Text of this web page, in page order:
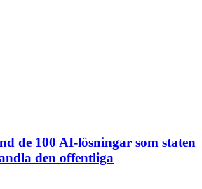
de 100 AI-lösningar som staten
den offentliga